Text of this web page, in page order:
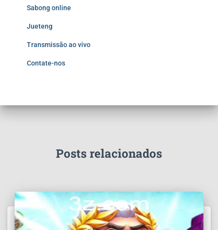
Sabong online
Jueteng
Transmissão ao vivo
Contate-nos
Posts relacionados